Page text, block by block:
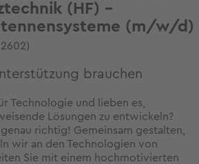
(HF) –
(m/w/d)
brauchen
Technologie und lieben es,
Lösungen zu entwickeln?
richtig! Gemeinsam gestalten,
wir an den Technologien von
Sie mit einem hochmotivierten